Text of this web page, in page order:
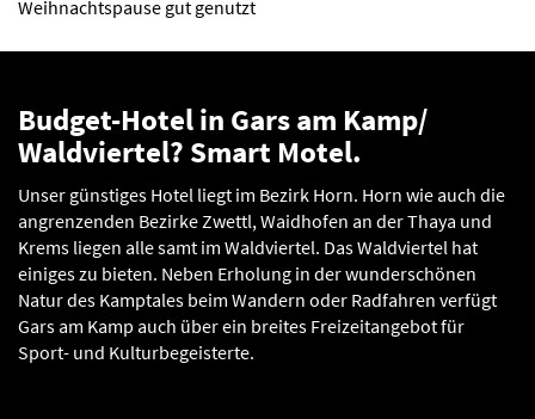
Weihnachtspause gut genutzt
Budget-Hotel in Gars am Kamp/
Waldviertel? Smart Motel.
Unser günstiges Hotel liegt im Bezirk Horn. Horn wie auch die
angrenzenden Bezirke Zwettl, Waidhofen an der Thaya und
Krems liegen alle samt im Waldviertel. Das Waldviertel hat
einiges zu bieten. Neben Erholung in der wunderschönen
Natur des Kamptales beim Wandern oder Radfahren verfügt
Gars am Kamp auch über ein breites Freizeitangebot für
Sport- und Kulturbegeisterte.